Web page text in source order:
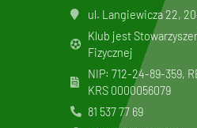
ul. Langiewicza 22,
Klub jest
Fizycznej
NIP: 712-24-89-359,
KRS 0000056079
81 537 77 69